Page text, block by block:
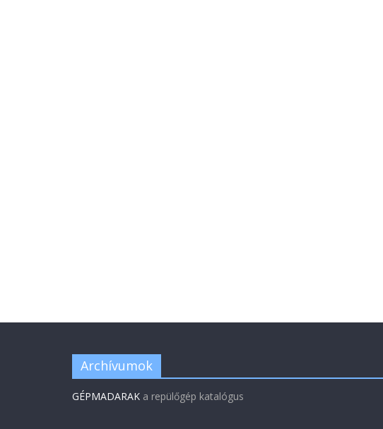
Archívumok
GÉPMADARAK a repülőgép katalógus